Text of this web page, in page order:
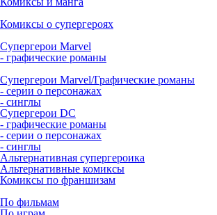
Комиксы о супергероях
Супергерои Marvel
- графические романы
Супергерои Marvel/Графические романы
- серии о персонажах
- синглы
Супергерои DC
- графические романы
- серии о персонажах
- синглы
Альтернативная супергероика
Альтернативные комиксы
Комиксы по франшизам
По фильмам